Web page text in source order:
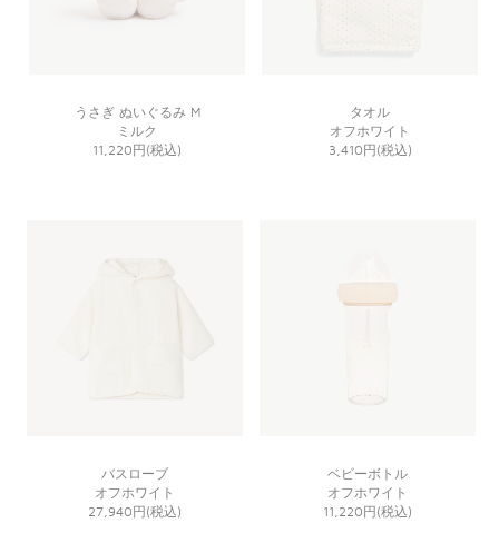
うさぎ ぬいぐるみ M
ミルク
11,220円(税込)
タオル
オフホワイト
3,410円(税込)
バスローブ
オフホワイト
27,940円(税込)
ベビーボトル
オフホワイト
11,220円(税込)